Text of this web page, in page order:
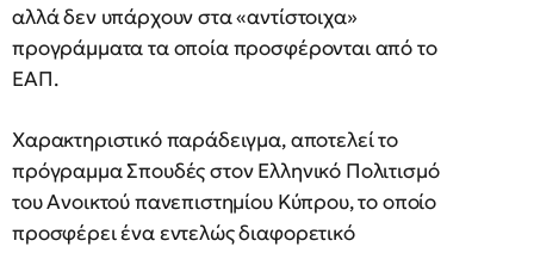
αλλά δεν υπάρχουν στα «αντίστοιχα»
προγράμματα τα οποία προσφέρονται από το
ΕΑΠ.
Χαρακτηριστικό παράδειγμα, αποτελεί το
πρόγραμμα Σπουδές στον Ελληνικό Πολιτισμό
του Ανοικτού πανεπιστημίου Κύπρου, το οποίο
προσφέρει ένα εντελώς διαφορετικό